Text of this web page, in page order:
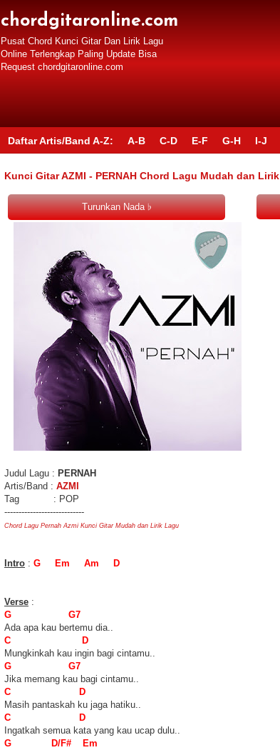
chordgitaronline.com
Pusat Chord Kunci Gitar Dan Lirik Lagu
Online Terlengkap Paling Update Bisa
Request chordgitaronline.com
Daftar Artis/Band A-Z: A-B C-D E-F G-H I-J
Kunci Gitar AZMI - PERNAH Chord Lagu Mudah dan Lirik
Judul Lagu : PERNAH
Artis/Band : AZMI
Tag : POP
----------------------------
Chord Lagu Pernah Azmi Kunci Gitar Mudah dan Lirik Lagu
Intro : G Em Am D
Verse :
G G7
Ada apa kau bertemu dia..
C D
Mungkinkah kau ingin bagi cintamu..
G G7
Jika memang kau bagi cintamu..
C D
Masih pantaskah ku jaga hatiku..
C D
Ingatkah semua kata yang kau ucap dulu..
G D/F# Em